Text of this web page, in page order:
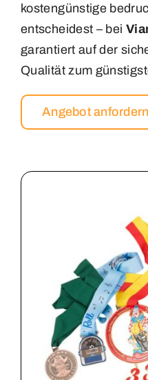
Magneten
Patches
Pins
kostengünstige
entscheidest – bei
garantiert auf der
Qualität zum
Angebot anfordern